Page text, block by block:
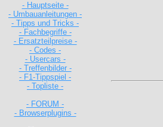
- Hauptseite -
- Umbauanleitungen -
- Tipps und Tricks -
- Fachbegriffe -
- Ersatzteilpreise -
- Codes -
- Usercars -
- Treffenbilder -
- F1-Tippspiel -
- Topliste -
- FORUM -
- Browserplugins -